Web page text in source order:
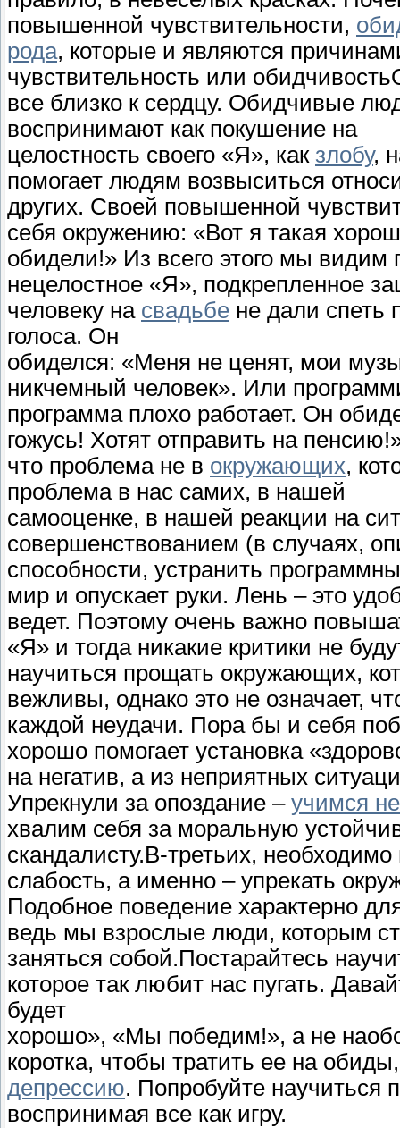
повышенной чувствительности,
рода, которые и являются
чувствительность или
все близко к сердцу. Обидчивые
воспринимают как покушение на
целостность своего «Я», как злобу,
помогает людям возвыситься
других. Своей повышенной
себя окружению: «Вот я такая
обидели!» Из всего этого мы видим
нецелостное «Я», подкрепленное
человеку на свадьбе не дали спеть
голоса. Он
обиделся: «Меня не ценят, мои
никчемный человек». Или
программа плохо работает. Он
гожусь! Хотят отправить на
что проблема не в окружающих,
проблема в нас самих, в нашей
самооценке, в нашей реакции на
совершенствованием (в случаях,
способности, устранить
мир и опускает руки. Лень – это
ведет. Поэтому очень важно
«Я» и тогда никакие критики не
научиться прощать окружающих,
вежливы, однако это не означает,
каждой неудачи. Пора бы и себя
хорошо помогает установка
на негатив, а из неприятных
Упрекнули за опоздание – учимся
хвалим себя за моральную
скандалисту.В-третьих,
слабость, а именно – упрекать
Подобное поведение характерно
ведь мы взрослые люди, которым
заняться собой.Постарайтесь
которое так любит нас пугать.
будет
хорошо», «Мы победим!», а не
коротка, чтобы тратить ее на
депрессию. Попробуйте научиться
воспринимая все как игру.